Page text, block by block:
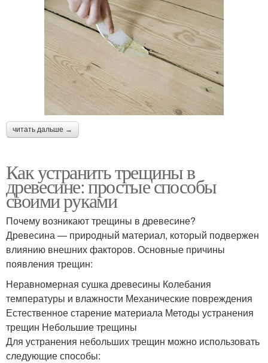
читать дальше →
Как устранить трещины в
древесине: простые способы
своими руками
Почему возникают трещины в древесине?
Древесина — природный материал, который подвержен
влиянию внешних факторов. Основные причины
появления трещин:
Неравномерная сушка древесины Колебания
температуры и влажности Механические повреждения
Естественное старение материала Методы устранения
трещин Небольшие трещины
Для устранения небольших трещин можно использовать
следующие способы: